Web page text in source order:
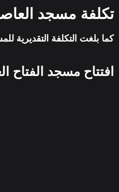
تكلفة مسجد
كما بلغت التكلفة التقديرية للمسجد نحو
افتتاح مسجد الفتاح